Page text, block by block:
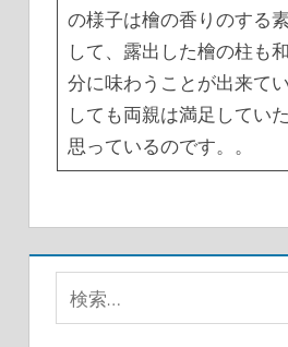
の様子は檜の香りのする
して、露出した檜の柱も
分に味わうことが出来て
しても両親は満足してい
思っているのです。。